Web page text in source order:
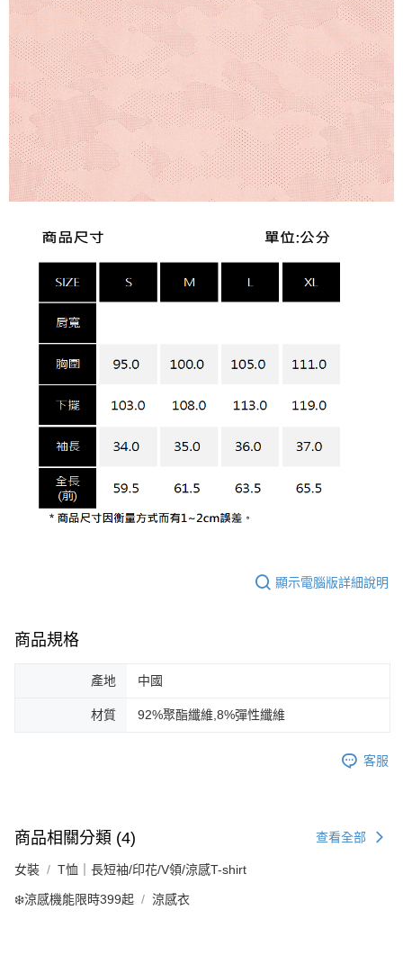
顯示電腦版詳細說明
商品規格
產地 中國
材質 92%聚酯纖維,8%彈性纖維
客服
商品相關分類 (4) 查看全部
女裝 T恤｜長短袖/印花/V領/涼感T-shirt
❄️涼感機能限時399起 涼感衣